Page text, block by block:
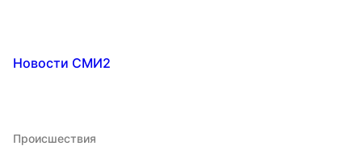
Новости СМИ2
Происшествия